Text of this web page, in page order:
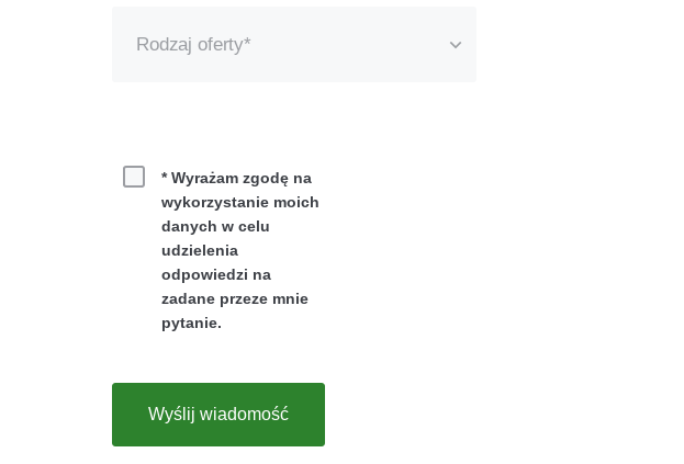
Rodzaj oferty*
Leasing
Wynajem
Zakup
* Wyrażam zgodę na
wykorzystanie moich
danych w celu
udzielenia
odpowiedzi na
zadane przeze mnie
pytanie.
Wyślij wiadomość